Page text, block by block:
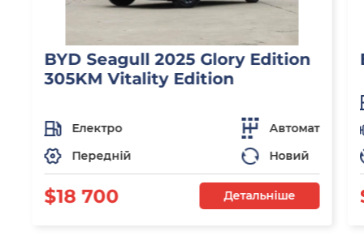
BYD Seagull 2025 Glory Edition
305KM Vitality Edition
Електро
Автомат
Передній
Новий
$18 700 Детальніше